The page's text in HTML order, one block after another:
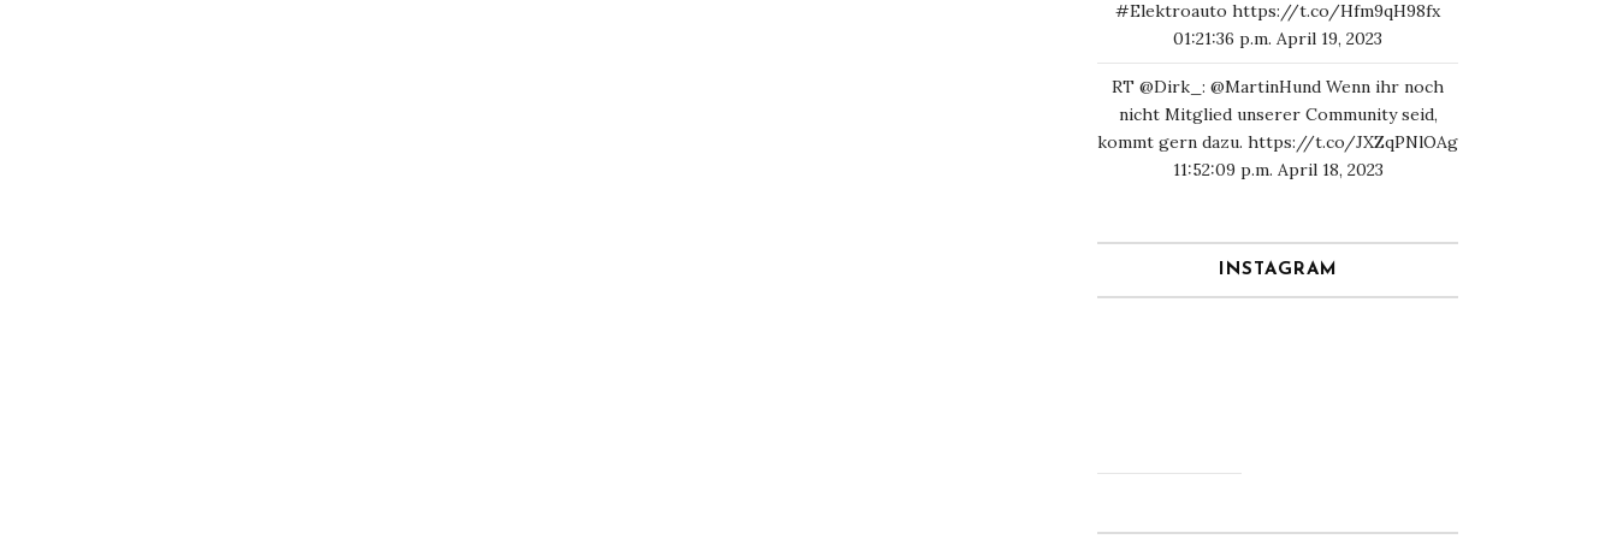
#Elektroauto https://t.co/Hfm9qH98fx
01:21:36 p.m. April 19, 2023
RT @Dirk_ : @MartinHund Wenn ihr noch
nicht Mitglied unserer Community seid,
kommt gern dazu. https://t.co/JXZqPNlOAg
11:52:09 p.m. April 18, 2023
INSTAGRAM